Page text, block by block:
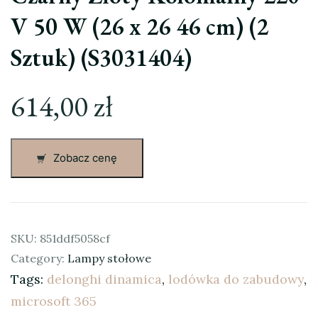
V 50 W (26 x 26 46 cm) (2
Sztuk) (S3031404)
614,00zł
Zobacz cenę
SKU: 851ddf5058cf
Category: Lampy stołowe
Tags: delonghi dinamica, lodówka do zabudowy,
microsoft 365